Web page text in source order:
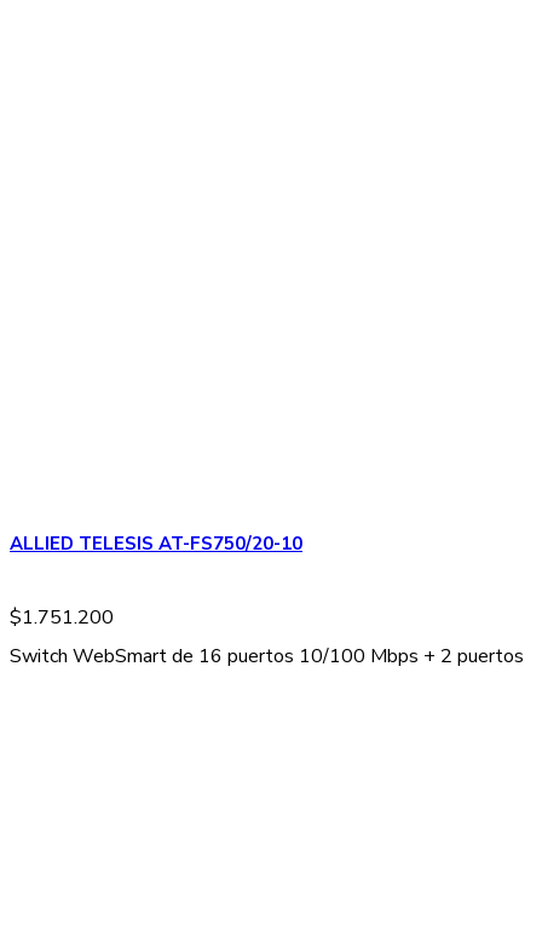
ALLIED TELESIS AT-FS750/20-10
$1.751.200
Switch WebSmart de 16 puertos 10/100 Mbps + 2 puertos